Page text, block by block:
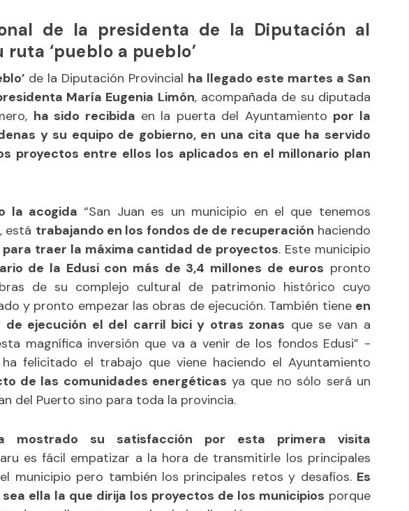
de la presidenta de la Diputación al
‘pueblo a pueblo’
de la Diputación Provincial ha llegado este martes a San
María Eugenia Limón, acompañada de su diputada
ha sido recibida en la puerta del Ayuntamiento por la
y su equipo de gobierno, en una cita que ha servido
proyectos entre ellos los aplicados en el millonario plan
la acogida “San Juan es un municipio en el que tenemos
está trabajando en los fondos de de recuperación haciendo
traer la máxima cantidad de proyectos. Este municipio
de la Edusi con más de 3,4 millones de euros pronto
de su complejo cultural de patrimonio histórico cuyo
y pronto empezar las obras de ejecución. También tiene en
ejecución el del carril bici y otras zonas que se van a
magnífica inversión que va a venir de los fondos Edusi” -
felicitado el trabajo que viene haciendo el Ayuntamiento
de las comunidades energéticas ya que no sólo será un
del Puerto sino para toda la provincia.
mostrado su satisfacción por esta primera visita
es fácil empatizar a la hora de transmitirle los principales
municipio pero también los principales retos y desafíos. Es
ella la que dirija los proyectos de los municipios porque